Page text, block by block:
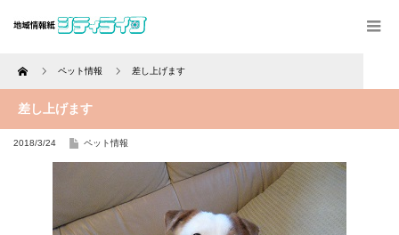
Home ペット情報 差し上げます
差し上げます
2018/3/24 ペット情報